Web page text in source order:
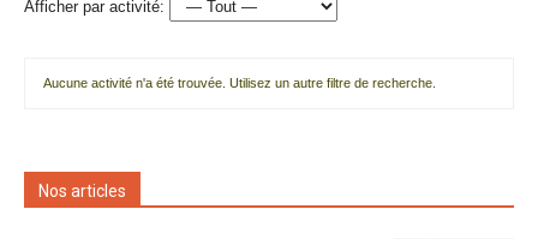
Afficher par activité:
Aucune activité n'a été trouvée. Utilisez un autre filtre de recherche.
Nos articles